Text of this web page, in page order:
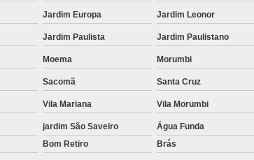
Salgadinhos
Salgadinhos
Salgadinhos Vegetarianos
Salgado para Festa
Salgado para Festa de
Salgado para Festa de
Salgado para Festa em
Jardim Europa Jardim Leonor
Jardim Paulista Jardim Paulistano
Moema Morumbi
Sacomã Santa Cruz
Vila Mariana Vila Morumbi
jardim São Saveiro
Água Funda
Bom Retiro Brás